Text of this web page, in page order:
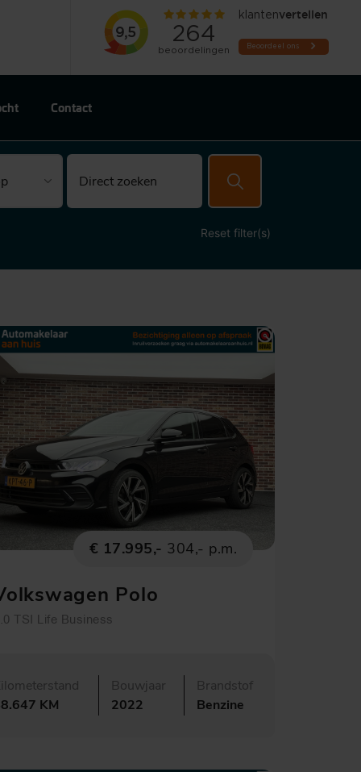
Contact
Reset filter(s)
€ 17.995,- 304,- p.m.
Polo
TSI Life Business
KM
Bouwjaar
2022
Brandstof
Benzine